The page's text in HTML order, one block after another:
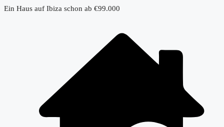
Ein Haus auf Ibiza schon ab €99.000